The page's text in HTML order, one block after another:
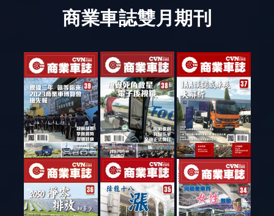
商業車誌雙月期刊